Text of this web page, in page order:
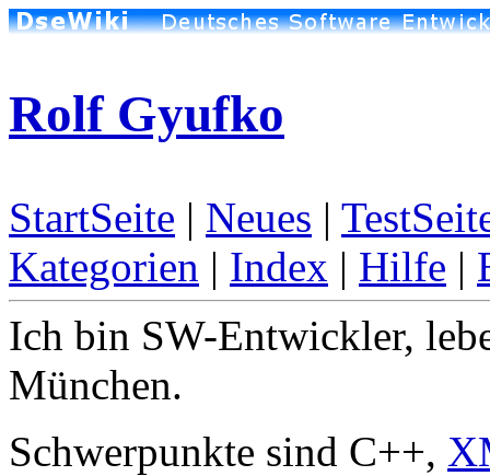
Rolf Gyufko
StartSeite | Neues |
Kategorien | Index | Hilfe |
Ich bin SW-Entwickler,
München.
Schwerpunkte sind C++,